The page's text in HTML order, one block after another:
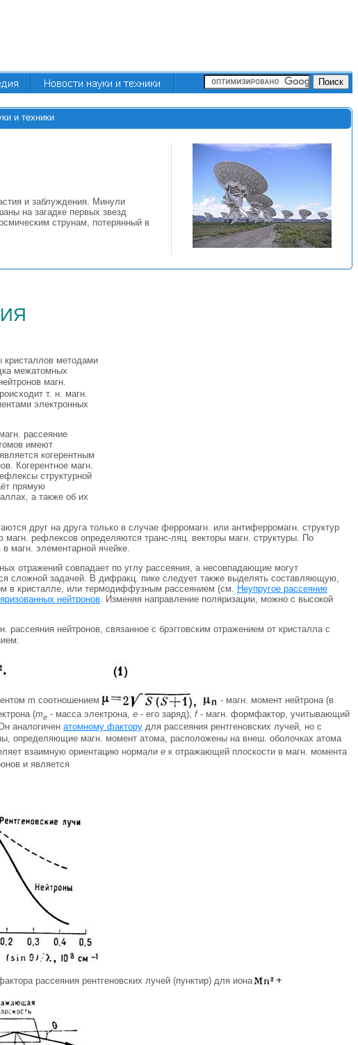
и техники
и заблуждения. Минули
на загадке первых звезд
струнам, потерянный в
кристаллов методами
межатомных
магн.
т. н. магн.
электронных
рассеяние
имеют
когерентным
Когерентное магн.
структурной
прямую
а также об их
друг на друга только в случае ферромагн. или антиферромагн. структур
рефлексов определяются транс-ляц. векторы магн. структуры. По
магн. элементарной ячейке.
отражений совпадает по углу рассеяния, а несовпадающие могут
сложной задачей. В дифракц. пике следует также выделять составляющую,
в кристалле, или термодиффузным рассеянием (см.
Неупругое рассеяние
нейтронов . Изменяя направление поляризации, можно с высокой
рассеяния нейтронов, связанное с брэгговским отражением от кристалла с
m соотношением
- магн. момент нейтрона (в
(те - масса электрона, е - его заряд), f- магн. формфактор, учитывающий
аналогичен атомному фактору для рассеяния рентгеновских лучей, но с
определяющие магн. момент атома, расположены на внеш. оболочках атома
взаимную ориентацию нормали е к отражающей плоскости в магн. момента
и является
рассеяния рентгеновских лучей (пунктир) для иона